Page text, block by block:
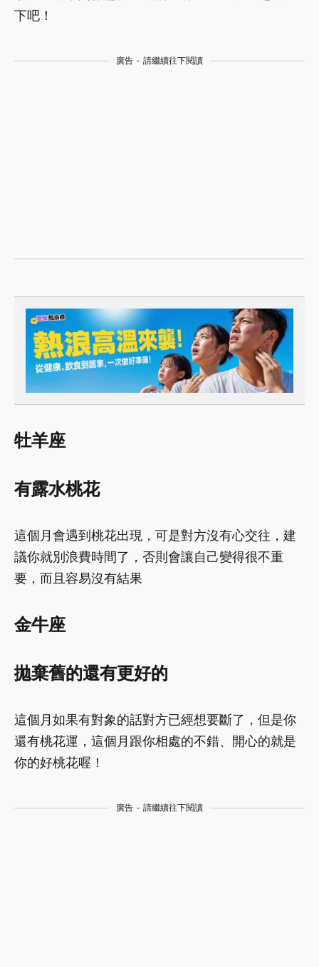
下吧！
廣告 - 請繼續往下閱讀
牡羊座
有露水桃花
這個月會遇到桃花出現，可是對方沒有心交往，建
議你就別浪費時間了，否則會讓自己變得很不重
要，而且容易沒有結果
金牛座
拋棄舊的還有更好的
這個月如果有對象的話對方已經想要斷了，但是你
還有桃花運，這個月跟你相處的不錯、開心的就是
你的好桃花喔！
廣告 - 請繼續往下閱讀